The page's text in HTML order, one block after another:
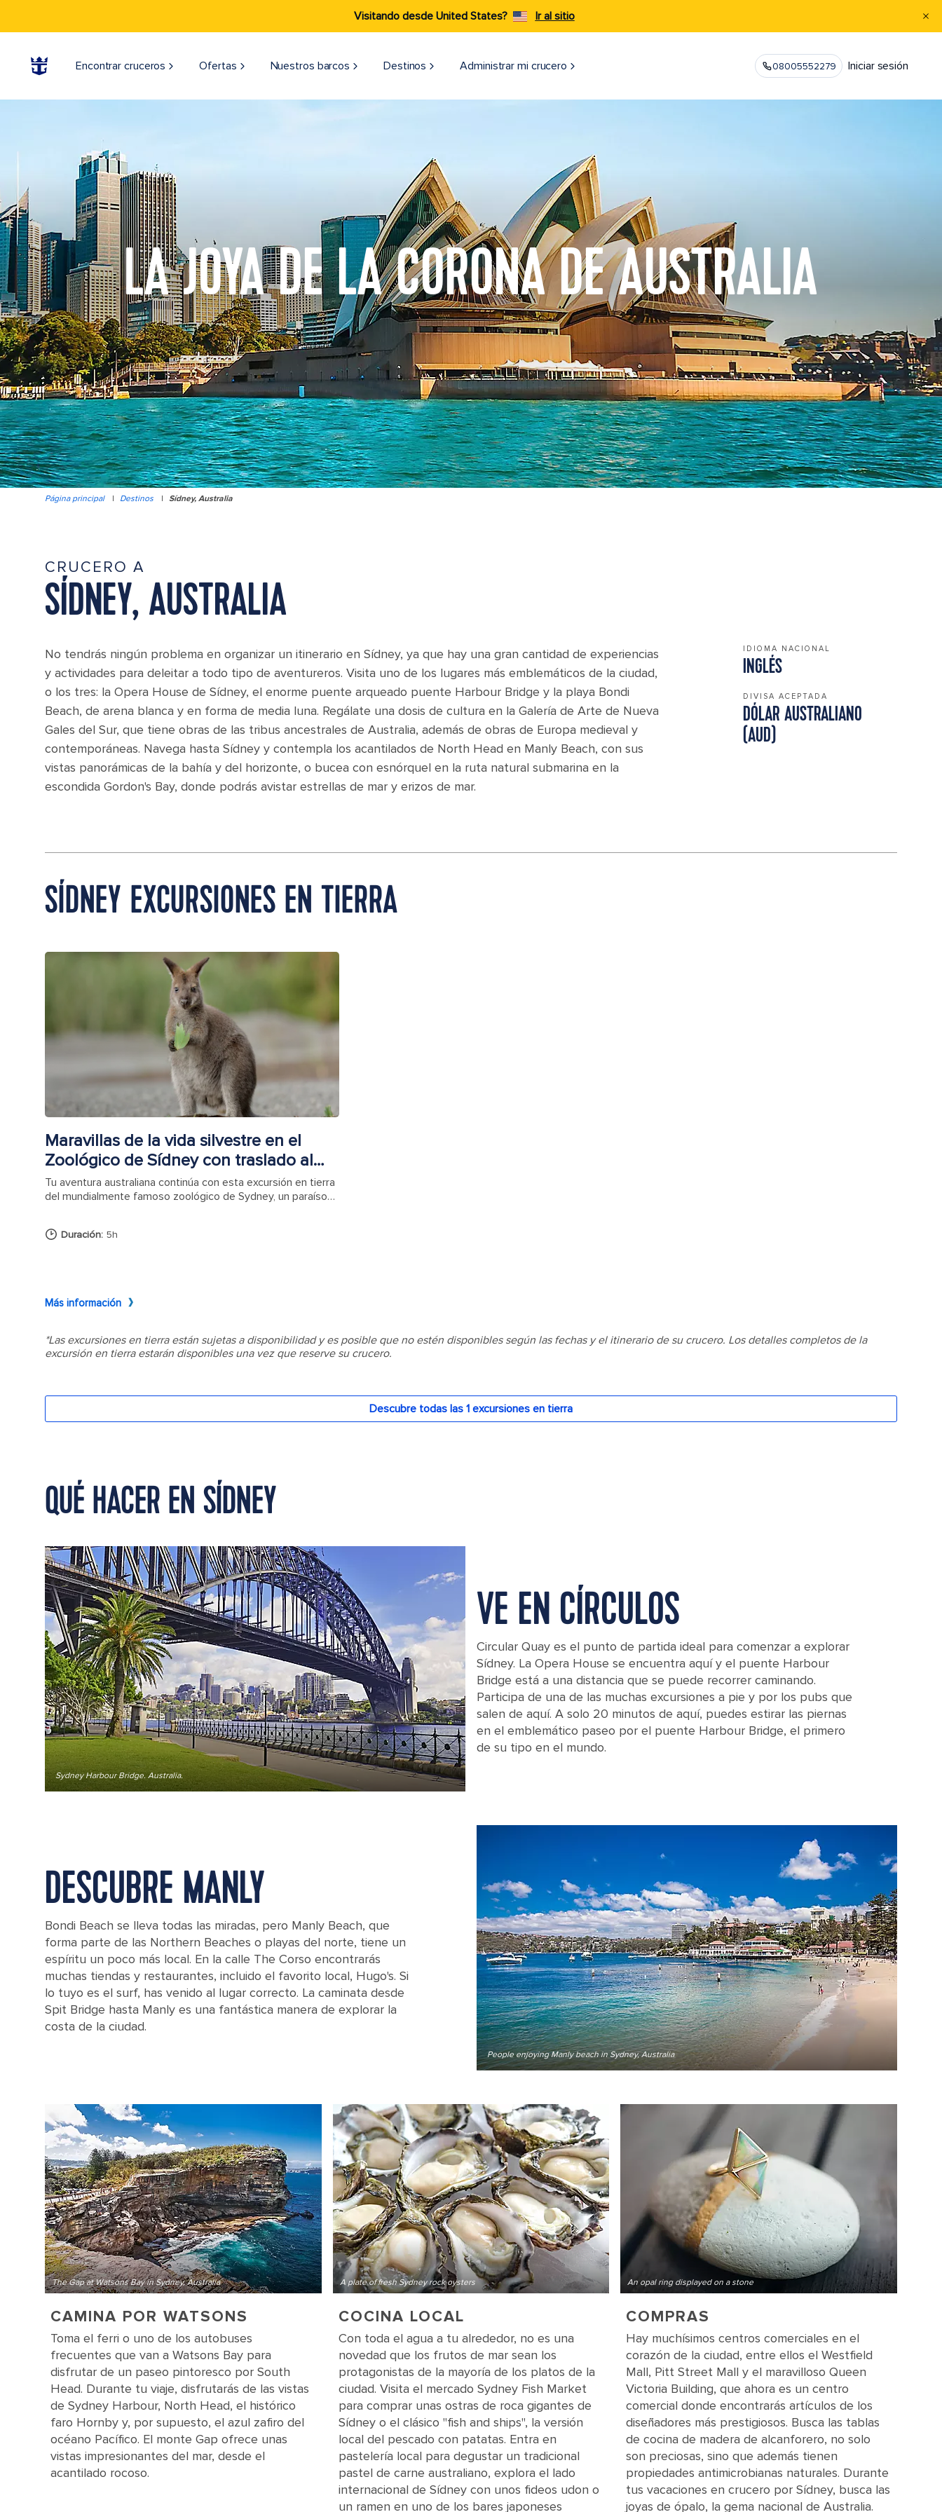
Visitando desde United States? Ir al sitio
Encontrar cruceros Ofertas Nuestros barcos Destinos Administrar mi crucero 08005552279 Iniciar sesión
LA JOYA DE LA CORONA DE AUSTRALIA
Página principal | Destinos | Sídney, Australia
CRUCERO A
SÍDNEY, AUSTRALIA
No tendrás ningún problema en organizar un itinerario en Sídney, ya que hay una gran cantidad de experiencias
y actividades para deleitar a todo tipo de aventureros. Visita uno de los lugares más emblemáticos de la ciudad,
o los tres: la Opera House de Sídney, el enorme puente arqueado puente Harbour Bridge y la playa Bondi
Beach, de arena blanca y en forma de media luna. Regálate una dosis de cultura en la Galería de Arte de Nueva
Gales del Sur, que tiene obras de las tribus ancestrales de Australia, además de obras de Europa medieval y
contemporáneas. Navega hasta Sídney y contempla los acantilados de North Head en Manly Beach, con sus
vistas panorámicas de la bahía y del horizonte, o bucea con esnórquel en la ruta natural submarina en la
escondida Gordon's Bay, donde podrás avistar estrellas de mar y erizos de mar.
IDIOMA NACIONAL
INGLÉS
DIVISA ACEPTADA
DÓLAR AUSTRALIANO
(AUD)
SÍDNEY EXCURSIONES EN TIERRA
QUÉ HACER EN SÍDNEY
Sydney Harbour Bridge. Australia.
VE EN CÍRCULOS
Circular Quay es el punto de partida ideal para comenzar a explorar
Sídney. La Opera House se encuentra aquí y el puente Harbour
Bridge está a una distancia que se puede recorrer caminando.
Participa de una de las muchas excursiones a pie y por los pubs que
salen de aquí. A solo 20 minutos de aquí, puedes estirar las piernas
en el emblemático paseo por el puente Harbour Bridge, el primero
de su tipo en el mundo.
People enjoying Manly beach in Sydney, Australia
DESCUBRE MANLY
Bondi Beach se lleva todas las miradas, pero Manly Beach, que
forma parte de las Northern Beaches o playas del norte, tiene un
espíritu un poco más local. En la calle The Corso encontrarás
muchas tiendas y restaurantes, incluido el favorito local, Hugo's. Si
lo tuyo es el surf, has venido al lugar correcto. La caminata desde
Spit Bridge hasta Manly es una fantástica manera de explorar la
costa de la ciudad.
The Gap at Watsons Bay in Sydney, Australia
CAMINA POR WATSONS
Toma el ferri o uno de los autobuses
frecuentes que van a Watsons Bay para
disfrutar de un paseo pintoresco por South
Head. Durante tu viaje, disfrutarás de las vistas
de Sydney Harbour, North Head, el histórico
faro Hornby y, por supuesto, el azul zafiro del
océano Pacífico. El monte Gap ofrece unas
vistas impresionantes del mar, desde el
acantilado rocoso.
A plate of fresh Sydney rock oysters
COCINA LOCAL
Con toda el agua a tu alrededor, no es una
novedad que los frutos de mar sean los
protagonistas de la mayoría de los platos de la
ciudad. Visita el mercado Sydney Fish Market
para comprar unas ostras de roca gigantes de
Sídney o el clásico "fish and ships", la versión
local del pescado con patatas. Entra en
pastelería local para degustar un tradicional
pastel de carne australiano, explora el lado
internacional de Sídney con unos fideos udon o
un ramen en uno de los bares japoneses
An opal ring displayed on a stone
COMPRAS
Hay muchísimos centros comerciales en el
corazón de la ciudad, entre ellos el Westfield
Mall, Pitt Street Mall y el maravilloso Queen
Victoria Building, que ahora es un centro
comercial donde encontrarás artículos de los
diseñadores más prestigiosos. Busca las tablas
de cocina de madera de alcanforero, no solo
son preciosas, sino que además tienen
propiedades antimicrobianas naturales. Durante
tus vacaciones en crucero por Sídney, busca las
joyas de ópalo, la gema nacional de Australia.